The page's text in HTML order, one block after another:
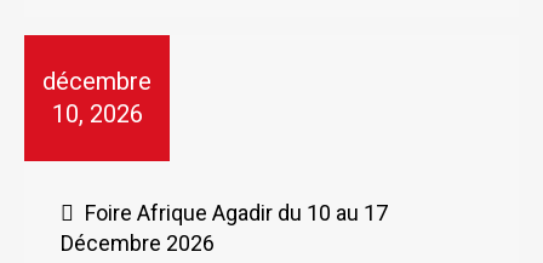
décembre
10, 2026
Foire Afrique Agadir du 10 au 17
Décembre 2026